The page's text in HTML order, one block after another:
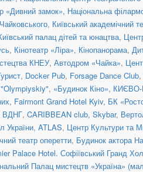
«Дивний замок», Національна
, Київський академічний
палац дітей та юнацтва,
, Кінотеатр «Ліра», Кінопанорама,
КНЕУ, Автодром «Чайка»,
, Docker Pub, Forsage Dance Club,
, «Будинок Кіно»,
, Fairmont Grand Hotel Kyiv, БК
ВДНГ, CARIBBEAN club, Skybar,
України, ATLAS, Центр Культури та
театр оперетти, Будинок актора
Palace Hotel. Софіївський Гранд
Палац мистецтв «Україна»